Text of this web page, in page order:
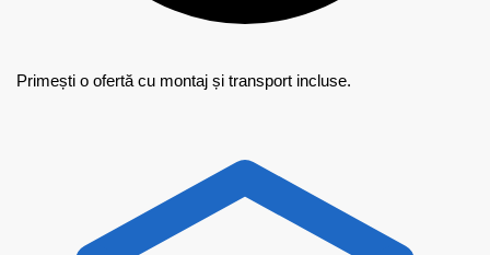
Primești o ofertă cu montaj și transport incluse.